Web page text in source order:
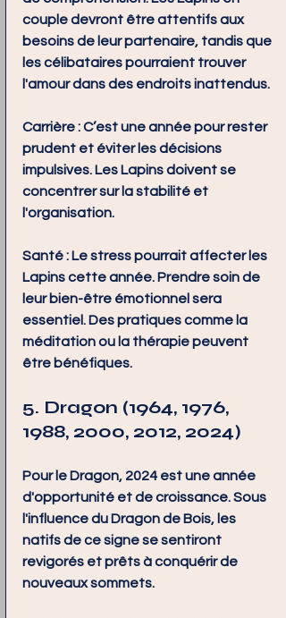
couple devront être attentifs aux
besoins de leur partenaire, tandis que
les célibataires pourraient trouver
l'amour dans des endroits inattendus.
Carrière : C’est une année pour rester
prudent et éviter les décisions
impulsives. Les Lapins doivent se
concentrer sur la stabilité et
l'organisation.
Santé : Le stress pourrait affecter les
Lapins cette année. Prendre soin de
leur bien-être émotionnel sera
essentiel. Des pratiques comme la
méditation ou la thérapie peuvent
être bénéfiques.
5. Dragon (1964, 1976,
1988, 2000, 2012, 2024)
Pour le Dragon, 2024 est une année
d'opportunité et de croissance. Sous
l'influence du Dragon de Bois, les
natifs de ce signe se sentiront
revigorés et prêts à conquérir de
nouveaux sommets.